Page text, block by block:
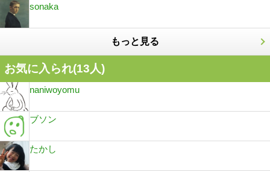
sonaka
もっと見る
お気に入られ(13人)
naniwoyomu
ブソン
たかし